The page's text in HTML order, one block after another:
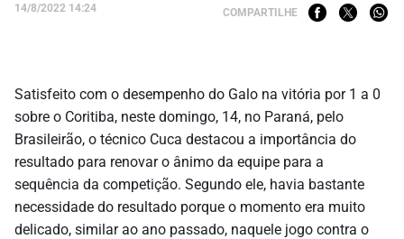
14/8/2022 14:24 COMPARTILHE
Satisfeito com o desempenho do Galo na vitória por 1 a 0
sobre o Coritiba, neste domingo, 14, no Paraná, pelo
Brasileirão, o técnico Cuca destacou a importância do
resultado para renovar o ânimo da equipe para a
sequência da competição. Segundo ele, havia bastante
necessidade do resultado porque o momento era muito
delicado, similar ao ano passado, naquele jogo contra o